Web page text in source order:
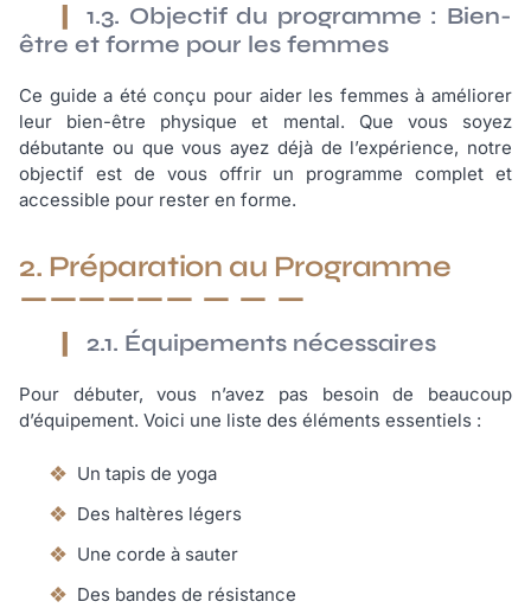
1.3. Objectif du programme : Bien-
être et forme pour les femmes
Ce guide a été conçu pour aider les femmes à améliorer
leur bien-être physique et mental. Que vous soyez
débutante ou que vous ayez déjà de l’expérience, notre
objectif est de vous offrir un programme complet et
accessible pour rester en forme.
2. Préparation au Programme
2.1. Équipements nécessaires
Pour débuter, vous n’avez pas besoin de beaucoup
d’équipement. Voici une liste des éléments essentiels :
Un tapis de yoga
Des haltères légers
Une corde à sauter
Des bandes de résistance